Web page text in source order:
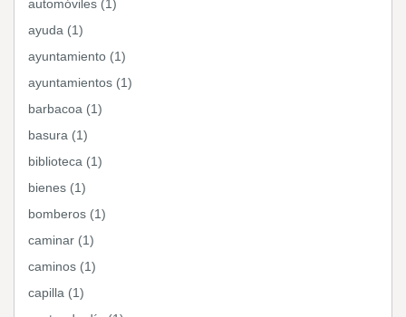
automóviles (1)
ayuda (1)
ayuntamiento (1)
ayuntamientos (1)
barbacoa (1)
basura (1)
biblioteca (1)
bienes (1)
bomberos (1)
caminar (1)
caminos (1)
capilla (1)